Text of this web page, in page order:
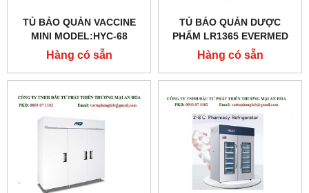
TỦ BẢO QUẢN VACCINE
MINI MODEL:HYC-68
Hàng có sẵn
TỦ BẢO QUẢN DƯỢC
PHẨM LR1365 EVERMED
MODEL:LR1365
Hàng có sẵn